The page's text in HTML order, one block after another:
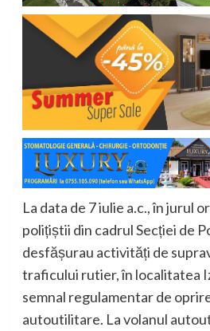
La data de 7 iulie a.c., în jurul
polițiștii din cadrul Secției de
desfășurau activități de
traficului rutier, în localitatea
semnal regulamentar de
autoutilitare. La volanul